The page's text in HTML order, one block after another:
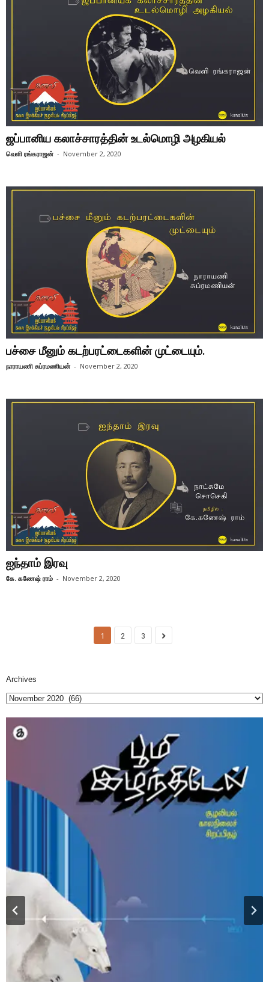
ஜப்பானிய கலாச்சாரத்தின் உடல்மொழி அழகியல்
வெளி ரங்கராஜன் - November 2, 2020
பச்சை மீனும் கடற்பரட்டைகளின் முட்டையும்.
நாராயணி சுப்ரமணியன் - November 2, 2020
ஐந்தாம் இரவு
கே. கணேஷ் ராம் - November 2, 2020
1 2 3
Archives